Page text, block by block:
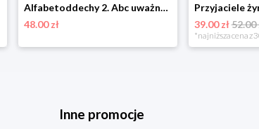
Alfabetoddechy 2. Abc uważnego oddychania Cojanato
48.00 zł
39.00 zł52.00
*najniższa cena z
Inne promocje